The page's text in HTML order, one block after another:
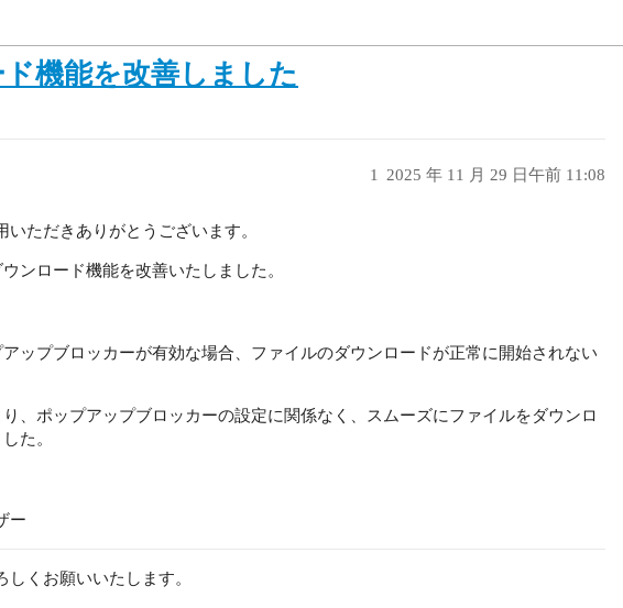
機能を改善しました
2025 年 11 月 29 日午前 11:08
1
いただきありがとうございます。
ンロード機能を改善いたしました。
ップブロッカーが有効な場合、ファイルのダウンロードが正常に開始されない
、ポップアップブロッカーの設定に関係なく、スムーズにファイルをダウンロ
た。
ー
しくお願いいたします。